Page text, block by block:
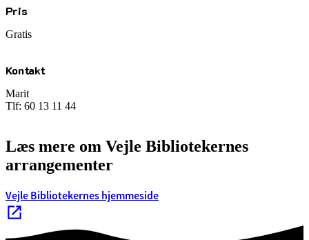
Pris
Gratis
Kontakt
Marit
Tlf: 60 13 11 44
Læs mere om Vejle Bibliotekernes
arrangementer
Vejle Bibliotekernes hjemmeside